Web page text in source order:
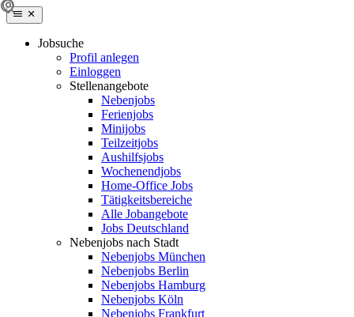
Jobsuche
Profil anlegen
Einloggen
Stellenangebote
Nebenjobs
Ferienjobs
Minijobs
Teilzeitjobs
Aushilfsjobs
Wochenendjobs
Home-Office Jobs
Tätigkeitsbereiche
Alle Jobangebote
Jobs Deutschland
Nebenjobs nach Stadt
Nebenjobs München
Nebenjobs Berlin
Nebenjobs Hamburg
Nebenjobs Köln
Nebenjobs Frankfurt